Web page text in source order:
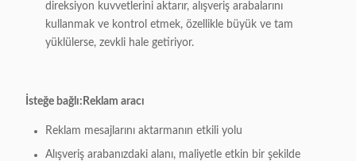
direksiyon kuvvetlerini aktarır, alışveriş arabalarını
kullanmak ve kontrol etmek, özellikle büyük ve tam
yüklülerse, zevkli hale getiriyor.
İsteğe bağlı: Reklam aracı
Reklam mesajlarını aktarmanın etkili yolu
Alışveriş arabanızdaki alanı, maliyetle etkin bir şekilde